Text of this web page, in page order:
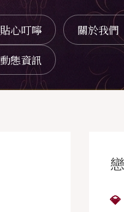
貼心叮嚀
關於我們
動態資訊